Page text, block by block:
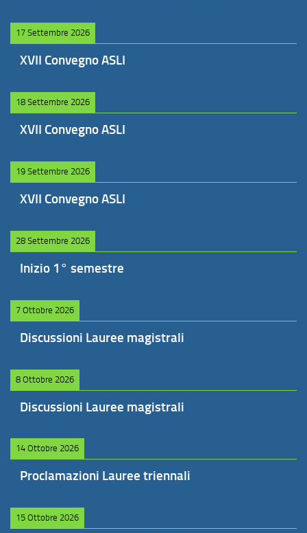
17 Settembre 2026
XVII Convegno ASLI
18 Settembre 2026
XVII Convegno ASLI
19 Settembre 2026
XVII Convegno ASLI
28 Settembre 2026
Inizio 1° semestre
7 Ottobre 2026
Discussioni Lauree magistrali
8 Ottobre 2026
Discussioni Lauree magistrali
14 Ottobre 2026
Proclamazioni Lauree triennali
15 Ottobre 2026